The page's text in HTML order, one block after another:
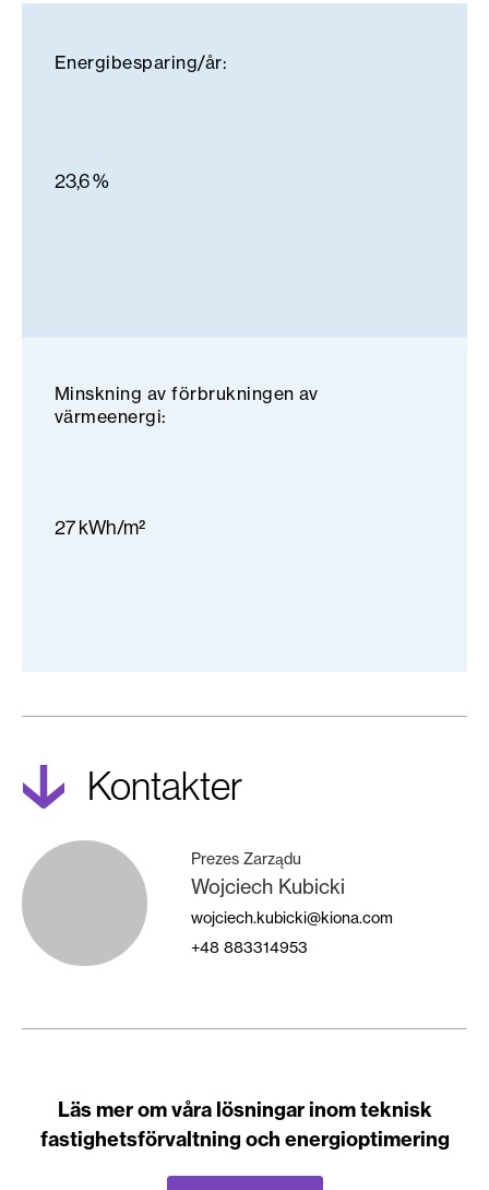
Energibesparing/år:
23,6 %
Minskning av förbrukningen av
värmeenergi:
27 kWh/m²
kontakter
Prezes Zarządu
Wojciech Kubicki
wojciech.kubicki@kiona.com
+48 883314953
Läs mer om våra lösningar inom teknisk
fastighetsförvaltning och energioptimering